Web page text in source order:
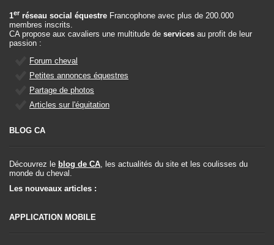
1er réseau social équestre Francophone avec plus de 200.000
membres inscrits.
CA propose aux cavaliers une multitude de services au profit de leur
passion :
Forum cheval
Petites annonces équestres
Partage de photos
Articles sur l'équitation
BLOG CA
Découvrez le blog de CA, les actualités du site et les coulisses du
monde du cheval.
Les nouveaux articles :
APPLICATION MOBILE